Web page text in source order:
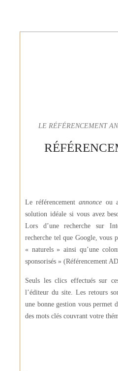
LE RÉFÉRENCEMENT
Le référencementannonce ou
solution idéale si vous avez
Lors d’une recherche sur
recherche tel que Google, vous
« naturels » ainsi qu’une
sponsorisés » (Référencement
Seuls les clics effectués sur
l’éditeur du site. Les retours
une bonne gestion vous permet
des mots clés couvrant votre